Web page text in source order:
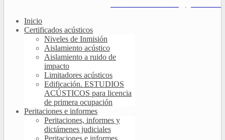
Inicio
Certificados acústicos
Niveles de Inmisión
Aislamiento acústico
Aislamiento a ruido de
impacto
Limitadores acústicos
Edificación. ESTUDIOS
ACÚSTICOS para licencia
de primera ocupación
Peritaciones e informes
Peritaciones, informes y
dictámenes judiciales
Peritaciones e informes